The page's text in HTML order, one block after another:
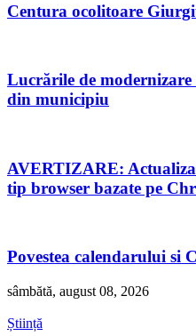
Centura ocolitoare
Lucrările de
din municipiu
AVERTIZARE:
tip browser bazate pe
Povestea calendarului si
sâmbătă, august 08, 2026
Știință